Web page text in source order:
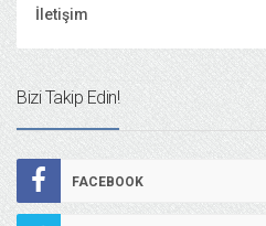
İletişim
Bizi Takip Edin!
FACEBOOK